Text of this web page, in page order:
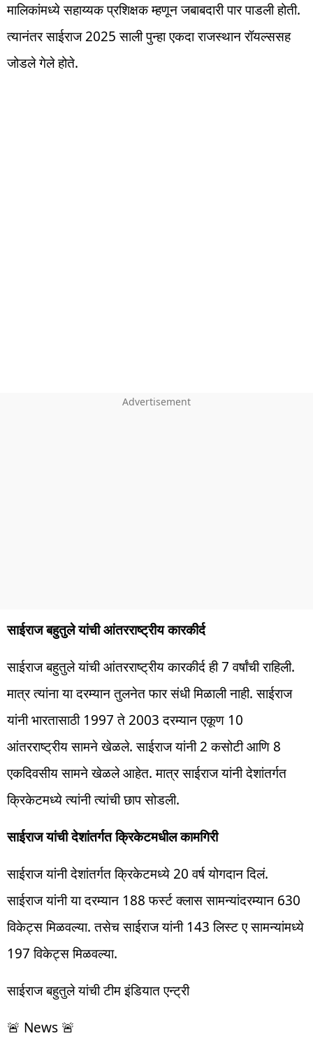
मालिकांमध्ये सहाय्यक प्रशिक्षक म्हणून जबाबदारी पार पाडली होती.
त्यानंतर साईराज 2025 साली पुन्हा एकदा राजस्थान रॉयल्ससह
जोडले गेले होते.
साईराज बहुतुले यांची आंतरराष्ट्रीय कारकीर्द
साईराज बहुतुले यांची आंतरराष्ट्रीय कारकीर्द ही 7 वर्षांची राहिली.
मात्र त्यांना या दरम्यान तुलनेत फार संधी मिळाली नाही. साईराज
यांनी भारतासाठी 1997 ते 2003 दरम्यान एकूण 10
आंतरराष्ट्रीय सामने खेळले. साईराज यांनी 2 कसोटी आणि 8
एकदिवसीय सामने खेळले आहेत. मात्र साईराज यांनी देशांतर्गत
क्रिकेटमध्ये त्यांनी त्यांची छाप सोडली.
साईराज यांची देशांतर्गत क्रिकेटमधील कामगिरी
साईराज यांनी देशांतर्गत क्रिकेटमध्ये 20 वर्ष योगदान दिलं.
साईराज यांनी या दरम्यान 188 फर्स्ट क्लास सामन्यांदरम्यान 630
विकेट्स मिळवल्या. तसेच साईराज यांनी 143 लिस्ट ए सामन्यांमध्ये
197 विकेट्स मिळवल्या.
साईराज बहुतुले यांची टीम इंडियात एन्ट्री
🚨 News 🚨